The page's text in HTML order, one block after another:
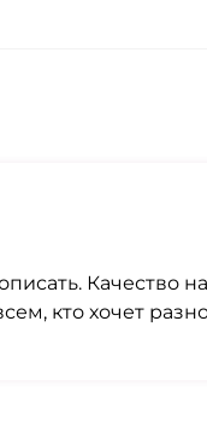
Качество
кто хочет